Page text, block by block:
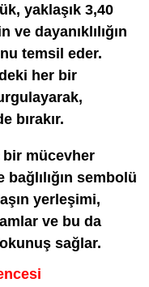
yaklaşık 3,40
ve dayanıklılığın
temsil eder.
her bir
bırakır.
bir mücevher
sembolü
yerleşimi,
ve bu da
sağlar.